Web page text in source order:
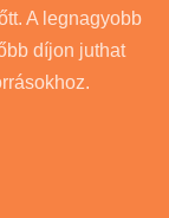
A legnagyobb
díjon juthat